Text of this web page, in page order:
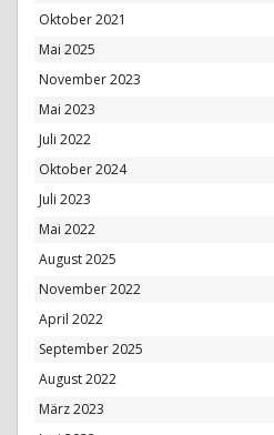
Oktober 2021
Mai 2025
November 2023
Mai 2023
Juli 2022
Oktober 2024
Juli 2023
Mai 2022
August 2025
November 2022
April 2022
September 2025
August 2022
März 2023